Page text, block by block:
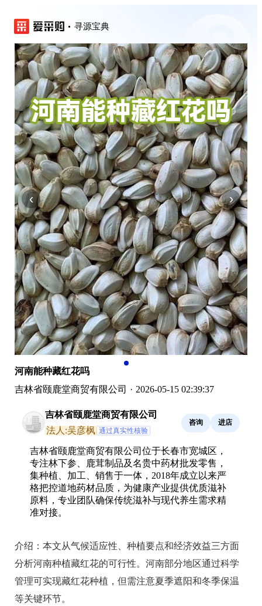
寻源宝典
‹ ›
河南能种藏红花吗
吉林省颐鹿堂商贸有限公司 · 2026-05-15 02:39:37
吉林省颐鹿堂商贸有限公司
法人:吴彦枫 通过真实性核验
咨询 进店
吉林省颐鹿堂商贸有限公司位于长春市宽城区，
专注林下参、鹿茸制品及名贵中药材批发零售，
集种植、加工、销售于一体，2018年成立以来严
格把控道地药材品质，为健康产业提供优质滋补
原料，专业团队确保传统滋补与现代养生需求精
准对接。
介绍： 本文从气候适应性、种植要点和经济效益三方面
分析河南种植藏红花的可行性。河南部分地区通过科学
管理可实现藏红花种植，但需注意夏季遮阳和冬季保温
等关键环节。